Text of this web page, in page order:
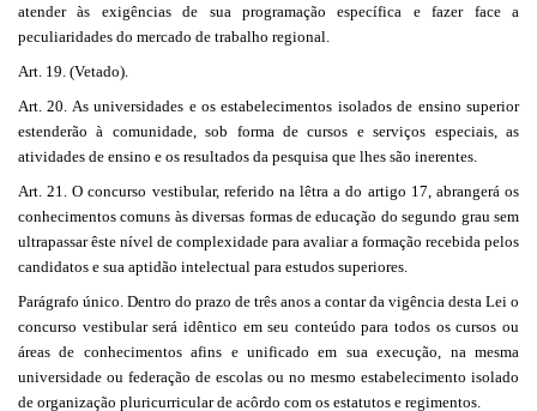
atender às exigências de sua programação específica e fazer face a
peculiaridades do mercado de trabalho regional.
Art. 19. (Vetado).
Art. 20. As universidades e os estabelecimentos isolados de ensino superior
estenderão à comunidade, sob forma de cursos e serviços especiais, as
atividades de ensino e os resultados da pesquisa que lhes são inerentes.
Art. 21. O concurso vestibular, referido na lêtra a do artigo 17, abrangerá os
conhecimentos comuns às diversas formas de educação do segundo grau sem
ultrapassar êste nível de complexidade para avaliar a formação recebida pelos
candidatos e sua aptidão intelectual para estudos superiores.
Parágrafo único. Dentro do prazo de três anos a contar da vigência desta Lei o
concurso vestibular será idêntico em seu conteúdo para todos os cursos ou
áreas de conhecimentos afins e unificado em sua execução, na mesma
universidade ou federação de escolas ou no mesmo estabelecimento isolado
de organização pluricurricular de acôrdo com os estatutos e regimentos.